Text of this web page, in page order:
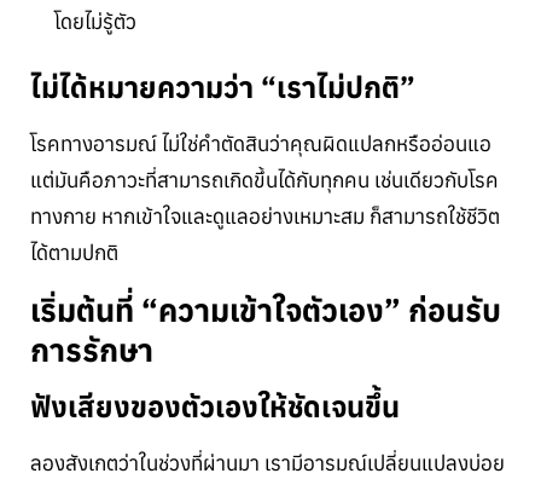
โดยไม่รู้ตัว
ไม่ได้หมายความว่า “เราไม่ปกติ”
โรคทางอารมณ์ ไม่ใช่คำตัดสินว่าคุณผิดแปลกหรืออ่อนแอ
แต่มันคือภาวะที่สามารถเกิดขึ้นได้กับทุกคน เช่นเดียวกับโรค
ทางกาย หากเข้าใจและดูแลอย่างเหมาะสม ก็สามารถใช้ชีวิต
ได้ตามปกติ
เริ่มต้นที่ “ความเข้าใจตัวเอง” ก่อนรับ
การรักษา
ฟังเสียงของตัวเองให้ชัดเจนขึ้น
ลองสังเกตว่าในช่วงที่ผ่านมา เรามีอารมณ์เปลี่ยนแปลงบ่อย